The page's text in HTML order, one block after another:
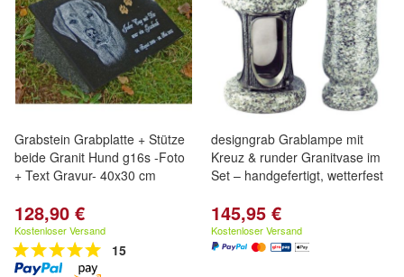
Grabstein Grabplatte + Stütze
beide Granit Hund g16s -Foto
+ Text Gravur- 40x30 cm
128,90 €
Kostenloser Versand
15
designgrab Grablampe mit
Kreuz & runder Granitvase im
Set – handgefertigt, wetterfest
145,95 €
Kostenloser Versand